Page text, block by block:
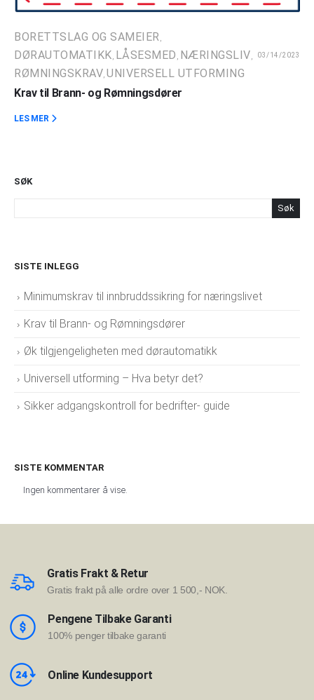
BORETTSLAG OG SAMEIER,
DØRAUTOMATIKK, LÅSESMED , NÆRINGSLIV,
RØMNINGSKRAV, UNIVERSELL UTFORMING
03/14/2023
Krav til Brann- og Rømningsdører
LES MER
SØK
Søk
SISTE INLEGG
Minimumskrav til innbruddssikring for næringslivet
Krav til Brann- og Rømningsdører
Øk tilgjengeligheten med dørautomatikk
Universell utforming – Hva betyr det?
Sikker adgangskontroll for bedrifter- guide
SISTE KOMMENTAR
Ingen kommentarer å vise.
Gratis Frakt & Retur
Gratis frakt på alle ordre over 1 500,- NOK.
Pengene Tilbake Garanti
100% penger tilbake garanti
Online Kundesupport